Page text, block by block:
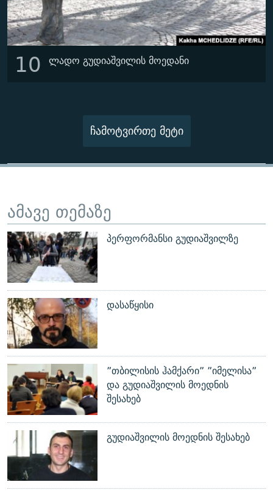
10 ლადო გუდიაშვილის მოედანი
ჩამოტვირთე მეტი
ამავე თემაზე
პერფორმანსი გუდიაშვილზე
დასაწყისი
”თბილისის ჰამქარი” ”იმელისა”
და გუდიაშვილის მოედნის
შესახებ
გუდიაშვილის მოედნის შესახებ